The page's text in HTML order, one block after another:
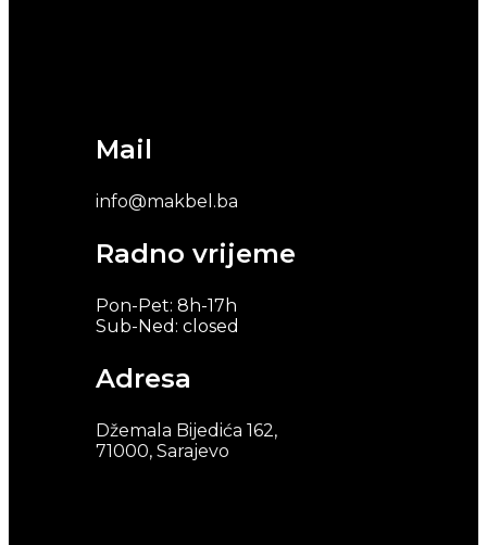
Mail
info@makbel.ba
Radno vrijeme
Pon-Pet: 8h-17h
Sub-Ned: closed
Adresa
Džemala Bijedića 162,
71000, Sarajevo